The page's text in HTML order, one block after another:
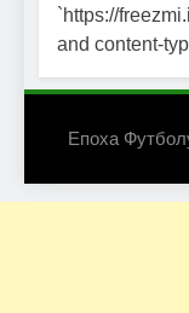
`https://
and content-
Епоха